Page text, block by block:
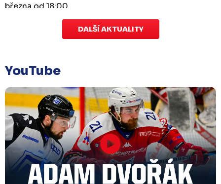
března od 18:00.
Zápas dorostu je odložen
které se mělo odehrát v pátek 30. ledna ve 14:15,
odloženo!Odehraje se v náhradním termínu, o
kterém se bude jednat.
Náhradní termín 32. kola
Úterý 27. ledna |Utkání 32. kola v Písku, které se
mělo původně odehrát 31. ledna, bylo z důvodu
marodky Králůodloženo. Kluby se domluvily na
náhradním termínu, Bruslaři se s Pískem utkají
DALŠÍ AKTUALITY
YouTube